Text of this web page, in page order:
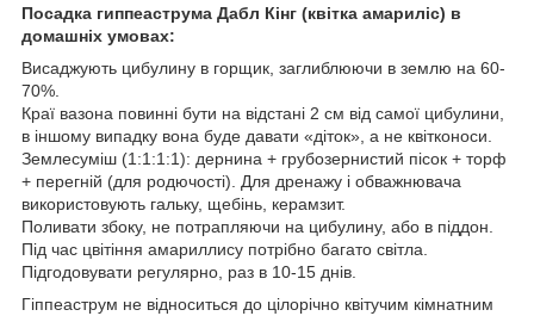
Посадка гиппеаструма Дабл Кінг (квітка амариліс) в
домашніх умовах:
Висаджують цибулину в горщик, заглиблюючи в землю на 60-
70%.
Краї вазона повинні бути на відстані 2 см від самої цибулини,
в іншому випадку вона буде давати «діток», а не квітконоси.
Землесуміш (1:1:1:1): дернина + грубозернистий пісок + торф
+ перегній (для родючості). Для дренажу і обважнювача
використовують гальку, щебінь, керамзит.
Поливати збоку, не потрапляючи на цибулину, або в піддон.
Під час цвітіння амариллису потрібно багато світла.
Підгодовувати регулярно, раз в 10-15 днів.
Гіппеаструм не відноситься до цілорічно квітучим кімнатним